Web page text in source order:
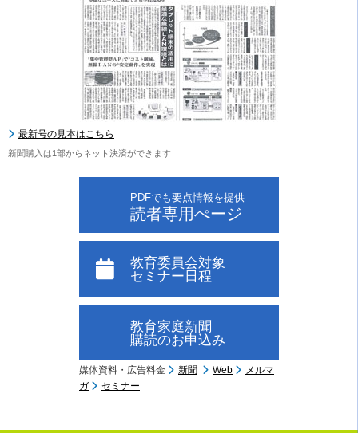
最新号の見本はこちら
新聞購入は1部からネット決済ができます
PDFでも要点情報を提供
読者専用ぺージ
教育委員会対象
セミナー日程
教育家庭新聞
購読のお申込み
媒体資料・広告料金 新聞 Web
メルマ
ガ
セミナー